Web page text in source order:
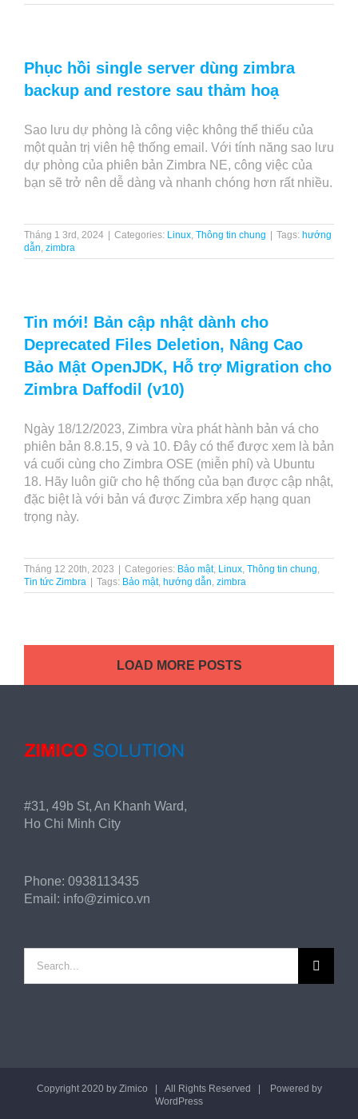
Phục hồi single server dùng zimbra
backup and restore sau thảm hoạ
Sao lưu dự phòng là công việc không thể thiếu của
một quản trị viên hệ thống email. Với tính năng sao lưu
dự phòng của phiên bản Zimbra NE, công việc của
bạn sẽ trở nên dễ dàng và nhanh chóng hơn rất nhiều.
Tháng 1 3rd, 2024 | Categories: Linux Thông tin chung | Tags: hướng
dẫn zimbra
Tin mới! Bản cập nhật dành cho
Deprecated Files Deletion, Nâng Cao
Bảo Mật OpenJDK, Hỗ trợ Migration cho
Zimbra Daffodil (v10)
Ngày 18/12/2023, Zimbra vừa phát hành bản vá cho
phiên bản 8.8.15, 9 và 10. Đây có thể được xem là bản
vá cuối cùng cho Zimbra OSE (miễn phí) và Ubuntu
18. Hãy luôn giữ cho hệ thống của bạn được cập nhật,
đặc biệt là với bản vá được Zimbra xếp hạng quan
trọng này.
Tháng 12 20th, 2023 | Categories: Bảo mật, Linux Thông tin chung
Tin tức Zimbra | Tags: Bảo mật, hướng dẫn zimbra
LOAD MORE POSTS
#31, 49b St, An Khanh Ward,
Ho Chi Minh City
Phone: 0938113435
Email: info@zimico.vn
for:
Copyright 2020 by Zimico | All Rights Reserved | Powered by
WordPress